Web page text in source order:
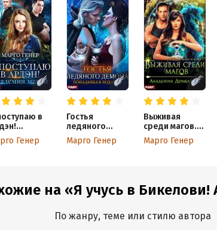
в
Генер
Гостья
ледяного
демона.
Попаданка в
Марго Генер
Выживая
среди магов.
Академия
Думбаджо
Марго Генер
на «Я учусь в Бикелови!
По жанру, теме или стилю автора